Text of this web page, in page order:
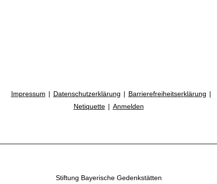
Impressum Datenschutzerklärung
Barrierefreiheitserklärung
Netiquette
Anmelden
Stiftung Bayerische Gedenkstätten